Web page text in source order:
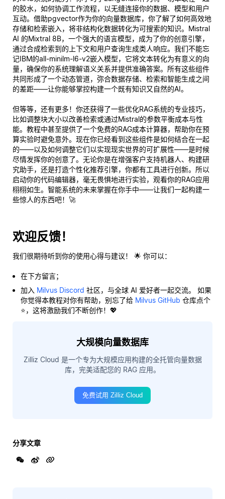
的胶水，如何协调工作流程，以无缝连接你的数据、模型和用户
互动。借助pgvector作为你的向量数据库，你了解了如何高效地
存储和检索嵌入，将非结构化数据转化为可搜索的知识。Mistral
AI 的Mixtral 8B，一个强大的语言模型，成为了你的创意引擎，
通过合成检索到的上下文和用户查询生成类人响应。我们不能忘
记IBM的all-minilm-l6-v2嵌入模型，它将文本转化为有意义的向
量，确保你的系统理解语义关系并提供准确答案。所有这些组件
共同形成了一个动态管道，弥合数据存储、检索和智能生成之间
的差距——让你能够掌控构建一个既有知识又自然的AI。
但等等，还有更多！你还获得了一些优化RAG系统的专业技巧，
比如调整块大小以改善检索或通过Mistral的参数平衡成本与性
能。教程中甚至提供了一个免费的RAG成本计算器，帮助你在预
算实验时避免意外。现在你已经看到这些组件是如何结合在一起
的——以及如何调整它们以实现现实世界的可扩展性——是时候
尽情发挥你的创意了。无论你是在增强客户支持机器人、构建研
究助手，还是打造个性化推荐引擎，你都有工具进行创新。所以
启动你的代码编辑器，毫无畏惧地进行实验，观看你的RAG应用
栩栩如生。智能系统的未来掌握在你手中——让我们一起构建一
些惊人的东西吧！🚀
欢迎反馈！
我们很期待听到你的使用心得与建议！ 🌟 你可以：
在下方留言；
加入 Milvus Discord 社区，与全球 AI 爱好者一起交流。 如果
你觉得本教程对你有帮助，别忘了给 Milvus GitHub 仓库点个
⭐，这将激励我们不断创作！💖
大规模向量数据库
Zilliz Cloud 是一个专为大规模应用构建的全托管向量数据
库，完美适配您的 RAG 应用。
免费试用 Zilliz Cloud
分享文章